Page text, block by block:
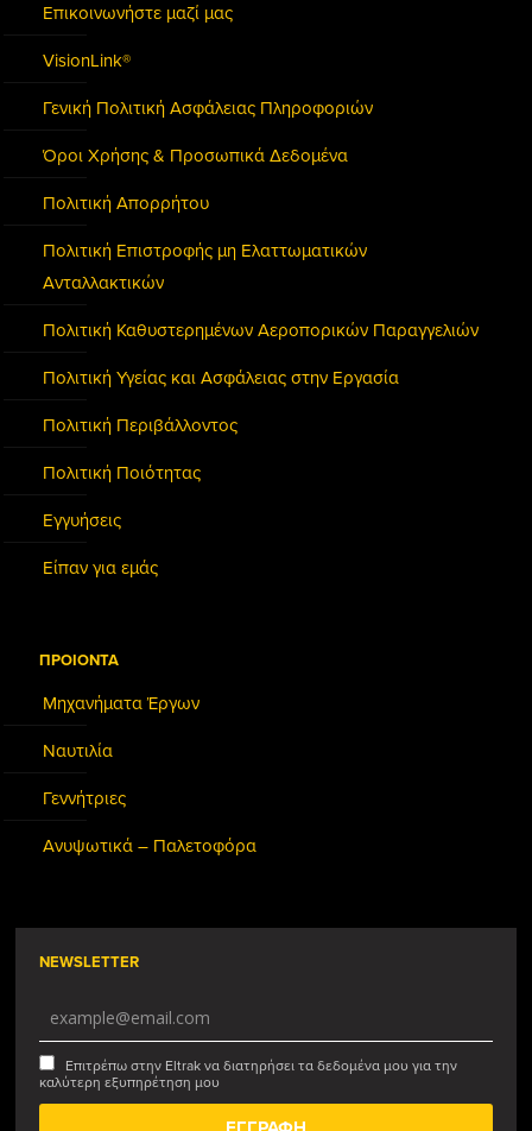
Επικοινωνήστε μαζί μας
VisionLink®
Γενική Πολιτική Ασφάλειας Πληροφοριών
Όροι Χρήσης & Προσωπικά Δεδομένα
Πολιτική Απορρήτου
Πολιτική Επιστροφής μη Ελαττωματικών
Ανταλλακτικών
Πολιτική Καθυστερημένων Αεροπορικών Παραγγελιών
Πολιτική Υγείας και Ασφάλειας στην Εργασία
Πολιτική Περιβάλλοντος
Πολιτική Ποιότητας
Εγγυήσεις
Είπαν για εμάς
ΠΡΟΙΟΝΤΑ
Μηχανήματα Έργων
Ναυτιλία
Γεννήτριες
Ανυψωτικά – Παλετοφόρα
NEWSLETTER
Επιτρέπω στην Eltrak να διατηρήσει τα δεδομένα μου για την
καλύτερη εξυπηρέτηση μου